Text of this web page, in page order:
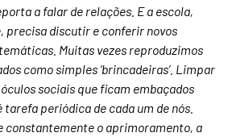
a falar de relações. E a escola,
precisa discutir e conferir novos
Muitas vezes reproduzimos
como simples ‘brincadeiras’. Limpar
sociais que ficam embaçados
periódica de cada um de nós.
constantemente o aprimoramento, a